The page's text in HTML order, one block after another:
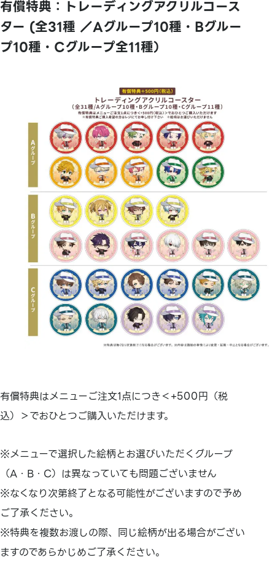
有償特典：トレーディングアクリルコース
ター (全31種 ／Aグループ10種・Bグルー
プ10種・Cグループ全11種）
有償特典はメニューご注文1点につき＜+500円（税
込）＞でおひとつご購入いただけます。
※メニューで選択した絵柄とお選びいただくグループ
（A・B・C）は異なっていても問題ございません
※なくなり次第終了となる可能性がございますので予め
ご了承ください。
※特典を複数お渡しの際、同じ絵柄が出る場合がござい
ますのであらかじめご了承ください。